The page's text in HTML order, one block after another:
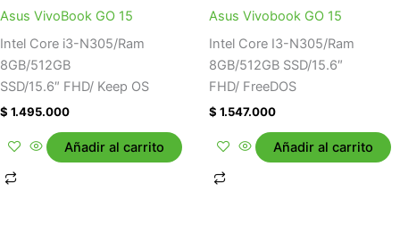
Asus VivoBook GO 15
Intel Core i3-N305/Ram
8GB/512GB
SSD/15.6″ FHD/ Keep OS
$ 1.495.000
Añadir al carrito
Asus Vivobook GO 15
Intel Core I3-N305/Ram
8GB/512GB SSD/15.6″
FHD/ FreeDOS
$ 1.547.000
Añadir al carrito